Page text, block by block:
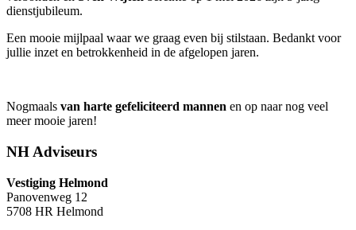
dienstjubileum.
Een mooie mijlpaal waar we graag even bij stilstaan. Bedankt voor
jullie inzet en betrokkenheid in de afgelopen jaren.
Nogmaals van harte gefeliciteerd mannen en op naar nog veel
meer mooie jaren!
NH Adviseurs
Vestiging Helmond
Panovenweg 12
5708 HR Helmond